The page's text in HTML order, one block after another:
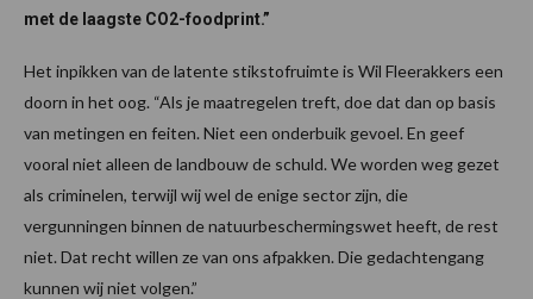
met de laagste CO2-foodprint.”
Het inpikken van de latente stikstofruimte is Wil Fleerakkers een
doorn in het oog. “Als je maatregelen treft, doe dat dan op basis
van metingen en feiten. Niet een onderbuik gevoel. En geef
vooral niet alleen de landbouw de schuld. We worden weg gezet
als criminelen, terwijl wij wel de enige sector zijn, die
vergunningen binnen de natuurbeschermingswet heeft, de rest
niet. Dat recht willen ze van ons afpakken. Die gedachtengang
kunnen wij niet volgen.”